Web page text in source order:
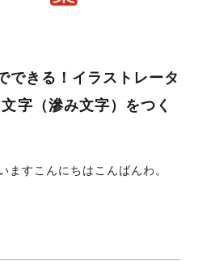
できる！イラストレータ
字（滲み文字）をつく
ますこんにちはこんばんわ。